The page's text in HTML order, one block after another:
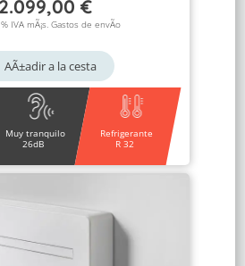
2.099,00 €
IVA mÃ¡s. Gastos de envÃ­o
AÃ±adir a la cesta
Muy tranquilo
26dB
Refrigerante
R 32